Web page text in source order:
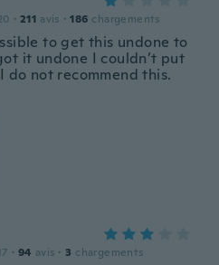
· 211 avis · 186 chargements
to get this undone to
it undone I couldn’t put
do not recommend this.
· 94 avis · 3 chargements